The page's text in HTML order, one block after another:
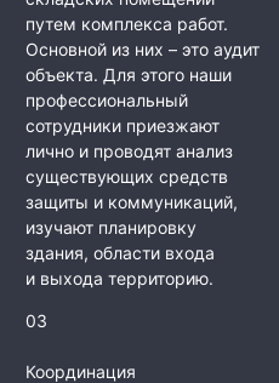
путем комплекса работ.
Основной из них – это аудит
объекта. Для этого наши
профессиональный
сотрудники приезжают
лично и проводят анализ
существующих средств
защиты и коммуникаций,
изучают планировку
здания, области входа
и выхода территорию.
03
Координация